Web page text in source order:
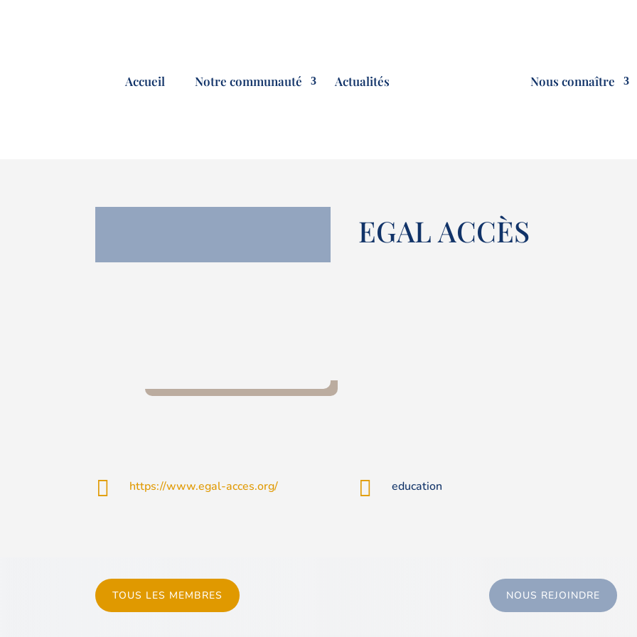
Accueil Notre communauté Actualités Nous connaître
EGAL ACCÈS
 https://www.egal-acces.org/  education
TOUS LES MEMBRES NOUS REJOINDRE